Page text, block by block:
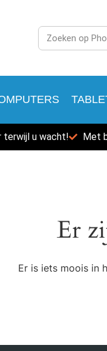
terwijl u wacht! Met
Er
Er is iets moois in